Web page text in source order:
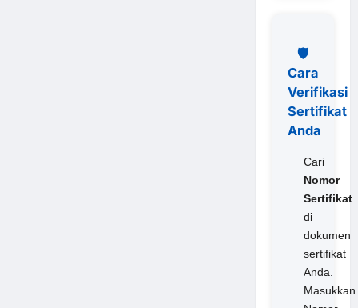
🛡️
Cara
Verifikasi
Sertifikat
Anda
Cari
Nomor
Sertifikat
di
dokumen
sertifikat
Anda.
Masukkan